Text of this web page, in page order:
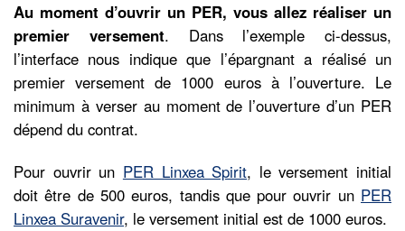
Au moment d’ouvrir un PER, vous allez réaliser un
premier versement. Dans l’exemple ci-dessus,
l’interface nous indique que l’épargnant a réalisé un
premier versement de 1000 euros à l’ouverture. Le
minimum à verser au moment de l’ouverture d’un PER
dépend du contrat.
Pour ouvrir un PER Linxea Spirit, le versement initial
doit être de 500 euros, tandis que pour ouvrir un PER
Linxea Suravenir, le versement initial est de 1000 euros.